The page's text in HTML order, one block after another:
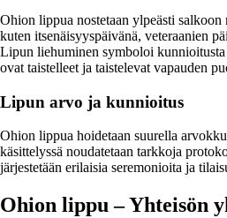
Ohion lippua nostetaan ylpeästi salkoon
kuten itsenäisyyspäivänä, veteraanien
Lipun liehuminen symboloi
ovat taistelleet ja taistelevat vapauden
Lipun arvo ja kunnioitus
Ohion lippua hoidetaan suurella
käsittelyssä noudatetaan tarkkoja
järjestetään erilaisia seremonioita ja
Ohion lippu – Yhteisön